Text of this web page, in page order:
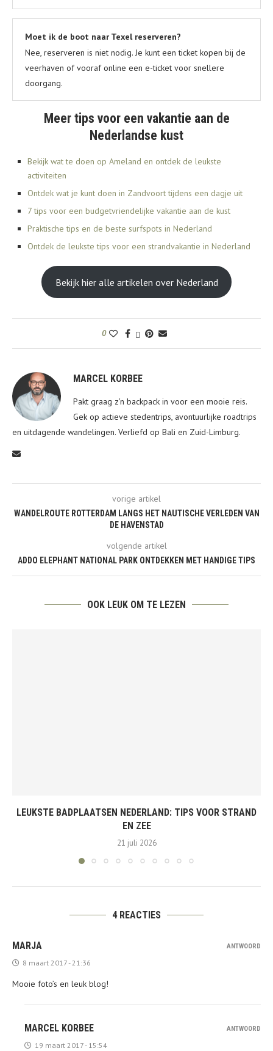
Moet ik de boot naar Texel reserveren?
Nee, reserveren is niet nodig. Je kunt een ticket kopen bij de
veerhaven of vooraf online een e-ticket voor snellere
doorgang.
Meer tips voor een vakantie aan de
Nederlandse kust
Bekijk wat te doen op Ameland en ontdek de leukste
activiteiten
Ontdek wat je kunt doen in Zandvoort tijdens een dagje uit
7 tips voor een budgetvriendelijke vakantie aan de kust
Praktische tips en de beste surfspots in Nederland
Ontdek de leukste tips voor een strandvakantie in Nederland
Bekijk hier alle artikelen over Nederland
0
MARCEL KORBEE
Pakt graag z'n backpack in voor een mooie reis.
Gek op actieve stedentrips, avontuurlijke roadtrips
en uitdagende wandelingen. Verliefd op Bali en Zuid-Limburg.
vorige artikel
WANDELROUTE ROTTERDAM LANGS HET NAUTISCHE VERLEDEN VAN
DE HAVENSTAD
volgende artikel
ADDO ELEPHANT NATIONAL PARK ONTDEKKEN MET HANDIGE TIPS
OOK LEUK OM TE LEZEN
LEUKSTE BADPLAATSEN NEDERLAND: TIPS VOOR STRAND
EN ZEE
21 juli 2026
4 REACTIES
MARJA
8 maart 2017 - 21:36
Mooie foto’s en leuk blog!
ANTWOORD
MARCEL KORBEE
19 maart 2017 - 15:54
ANTWOORD